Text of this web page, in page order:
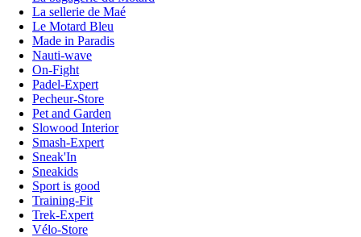
La sellerie de Maé
Le Motard Bleu
Made in Paradis
Nauti-wave
On-Fight
Padel-Expert
Pecheur-Store
Pet and Garden
Slowood Interior
Smash-Expert
Sneak'In
Sneakids
Sport is good
Training-Fit
Trek-Expert
Vélo-Store